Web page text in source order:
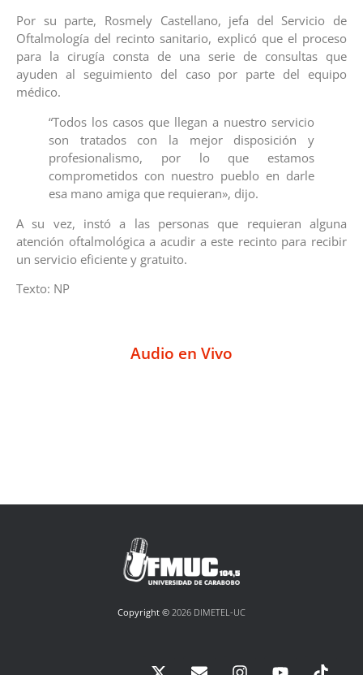
Por su parte, Rosmely Castellano, jefa del Servicio de
Oftalmología del recinto sanitario, explicó que el proceso
para la cirugía consta de una serie de consultas que
ayuden al seguimiento del caso por parte del equipo
médico.
“Todos los casos que llegan a nuestro servicio
son tratados con la mejor disposición y
profesionalismo, por lo que estamos
comprometidos con nuestro pueblo en darle
esa mano amiga que requieran», dijo.
A su vez, instó a las personas que requieran alguna
atención oftalmológica a acudir a este recinto para recibir
un servicio eficiente y gratuito.
Texto: NP
Audio en Vivo
Copyright © 2026 DIMETEL-UC